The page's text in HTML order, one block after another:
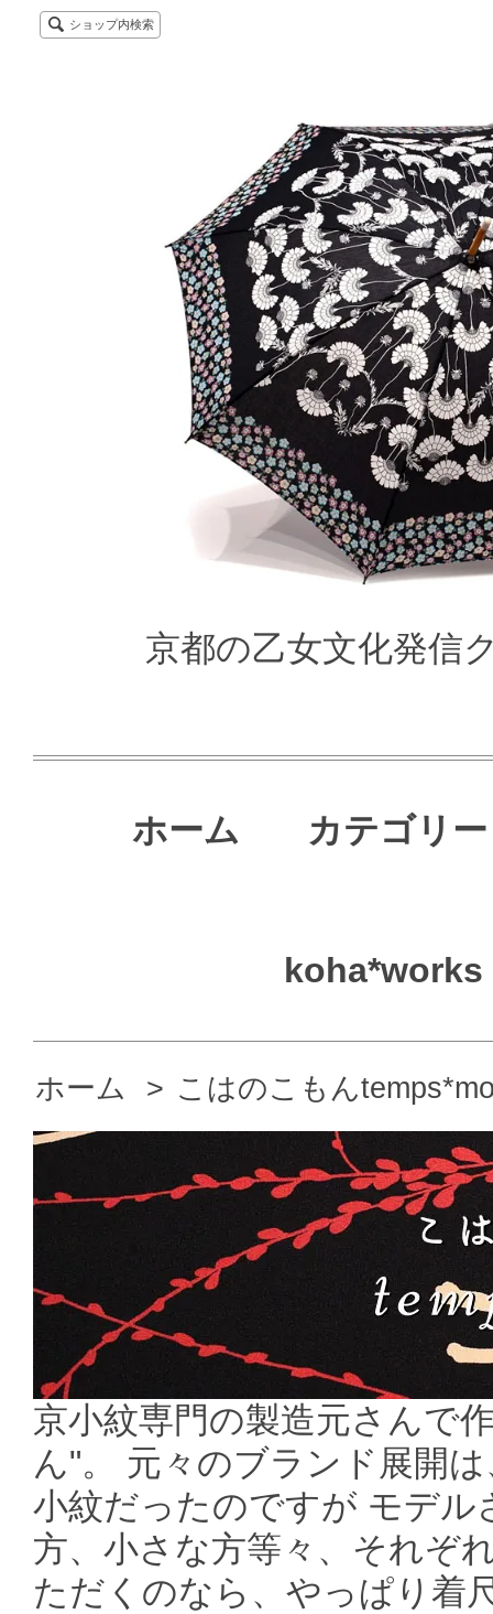
ショップ内検索
京都の乙女文化発信
ホーム カテゴリ
ホーム > こはのこもん
京小紋専門の製造元さんで
ん"。 元々のブランド展開
小紋だったのですが モデル
方、小さな方等々、それぞ
ただくのなら、やっぱり着